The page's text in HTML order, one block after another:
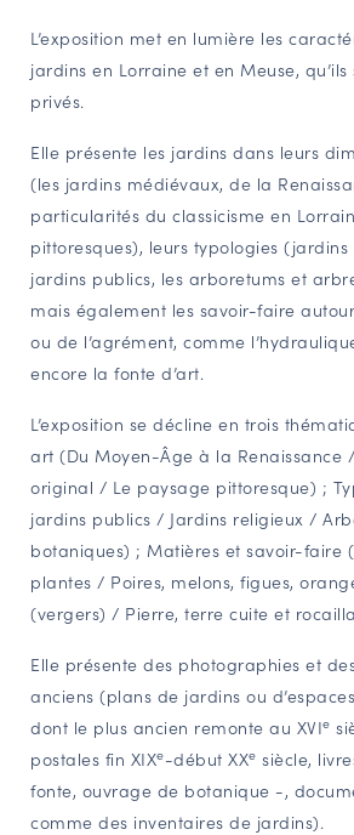
Service Inventaire et Patrimoines de la
Responsables de structures
Étudiants & chercheurs
L’exposition met en lumière les
jardins en Lorraine et en Meuse,
privés.
Elle présente les jardins dans leurs
(les jardins médiévaux, de la
particularités du classicisme en
pittoresques), leurs typologies
jardins publics, les arboretums et
mais également les savoir-faire
ou de l’agrément, comme
encore la fonte d’art.
L’exposition se décline en trois
art (Du Moyen-Âge à la Renaissance
original / Le paysage pittoresque) ;
jardins publics / Jardins religieux /
botaniques) ; Matières et savoir-faire
plantes / Poires, melons, figues,
(vergers) / Pierre, terre cuite et
Elle présente des photographies et
anciens (plans de jardins ou
dont le plus ancien remonte au XVIe
postales fin XIXe-début XXe siècle,
fonte, ouvrage de botanique -,
comme des inventaires de jardins).